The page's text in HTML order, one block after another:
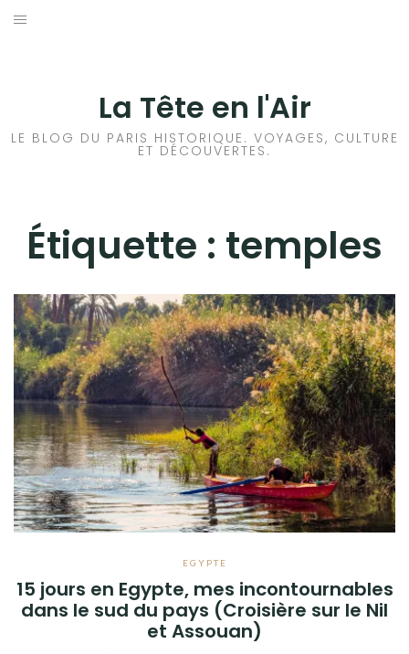
Aller
La Tête en l'Air
LE BLOG DU PARIS HISTORIQUE. VOYAGES, CULTURE
ET DÉCOUVERTES.
Étiquette : temples
EGYPTE
15 jours en Egypte, mes incontournables
dans le sud du pays (Croisière sur le Nil
et Assouan)
HISTOIRES EN ILE DE FRANCE
VOYAGES À L’ÉTRANGER